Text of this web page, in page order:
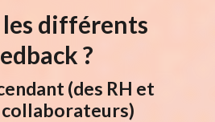
différents
?
(des RH et
collaborateurs)